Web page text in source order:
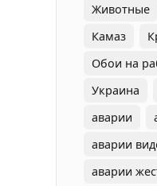
Животные
Камаз
Обои на
Украина
аварии
аварии
аварии